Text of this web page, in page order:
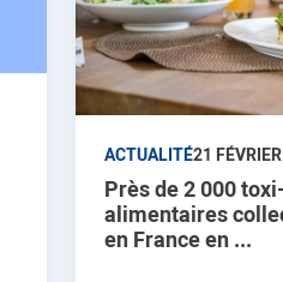
ACTUALITÉ21
Près de 2 000
alimentaires
en France en ...